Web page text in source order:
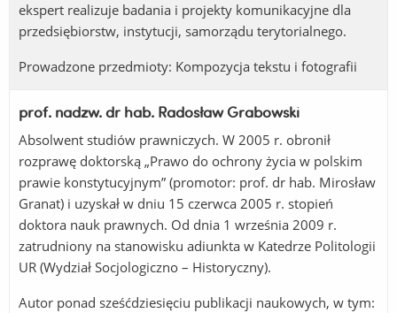
ekspert realizuje badania i projekty komunikacyjne dla
przedsiębiorstw, instytucji, samorządu terytorialnego.
Prowadzone przedmioty: Kompozycja tekstu i fotografii
prof. nadzw. dr hab. Radosław Grabowski
Absolwent studiów prawniczych. W 2005 r. obronił
rozprawę doktorską „Prawo do ochrony życia w polskim
prawie konstytucyjnym” (promotor: prof. dr hab. Mirosław
Granat) i uzyskał w dniu 15 czerwca 2005 r. stopień
doktora nauk prawnych. Od dnia 1 września 2009 r.
zatrudniony na stanowisku adiunkta w Katedrze Politologii
UR (Wydział Socjologiczno – Historyczny).
Autor ponad sześćdziesięciu publikacji naukowych, w tym: